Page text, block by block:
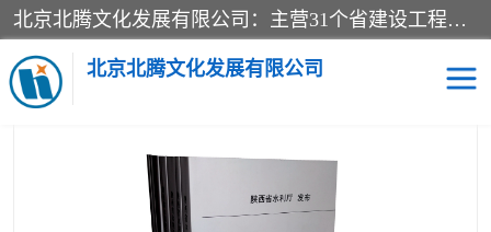
北京北腾文化发展有限公司：主营31个省建设工程预算书,工程预算软件,工程计价依据,工程造价定额,工程量清单计价定额,建设工程量消耗量定额,各行业工程预算定额,铁路定额,电力定额,矿山定额,*,黄金定额,钢铁企业检修定额,中石化安装检修定额,煤矿图书,医院书籍等.诚信的经营，在发展的同时公司不忘不断总结不断优化为客户的服务，和一如既往的热情赢得了新老客户的极高评价及青睐。
北京北腾文化发展有限公司
当前位置：首页>供应商机>人防工程预算定额 > 现行2013版人防
工程预算定额、概算定额、工期定额-人民防空工程预算定额
预算定额